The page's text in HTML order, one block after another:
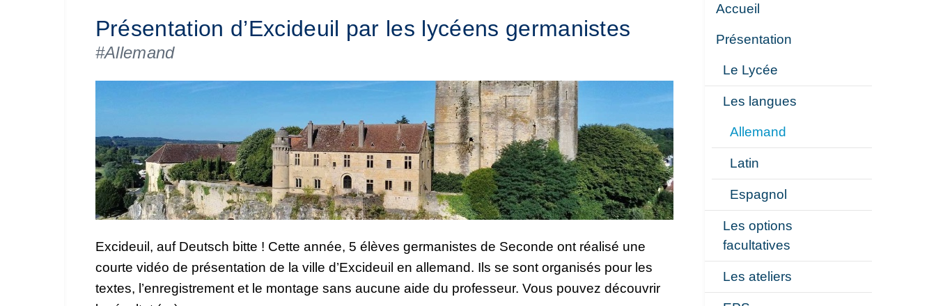
Présentation d’Excideuil par les lycéens germanistes
#Allemand
Excideuil, auf Deutsch bitte ! Cette année, 5 élèves germanistes de Seconde ont réalisé une
courte vidéo de présentation de la ville d’Excideuil en allemand. Ils se sont organisés pour les
textes, l’enregistrement et le montage sans aucune aide du professeur. Vous pouvez découvrir
Accueil
Présentation
Le Lycée
Les langues
Allemand
Latin
Espagnol
Les options
facultatives
Les ateliers